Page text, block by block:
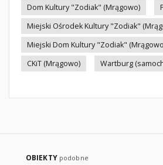
Dom Kultury "Zodiak" (Mrągowo)
Miejski Ośrodek Kultury "Zodiak"
Miejski Dom Kultury "Zodiak"
CKiT (Mrągowo)
Wartburg
OBIEKTY podobne